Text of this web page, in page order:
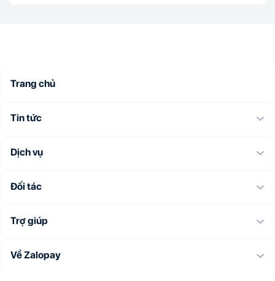
Trang chủ
Tin tức
Dịch vụ
Đối tác
Trợ giúp
Về Zalopay